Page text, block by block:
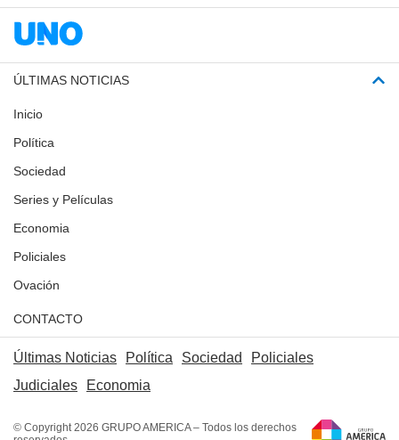
ÚLTIMAS NOTICIAS
Inicio
Política
Sociedad
Series y Películas
Economia
Policiales
Ovación
CONTACTO
Últimas Noticias Política Sociedad
Policiales
Judiciales
Economia
© Copyright 2026 GRUPO AMERICA – Todos los derechos